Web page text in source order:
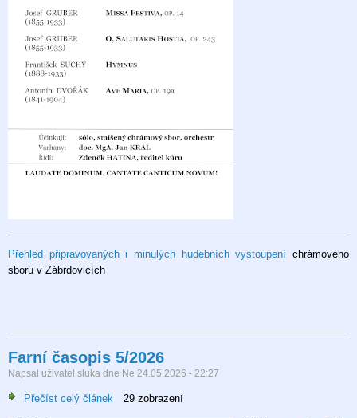
Přehled připravovaných i minulých hudebních vystoupení chrámového
sboru v Zábrdovicích
Farní časopis 5/2026
Napsal uživatel sluka dne Ne 24.05.2026 - 22:27
Přečíst celý článek 29 zobrazení